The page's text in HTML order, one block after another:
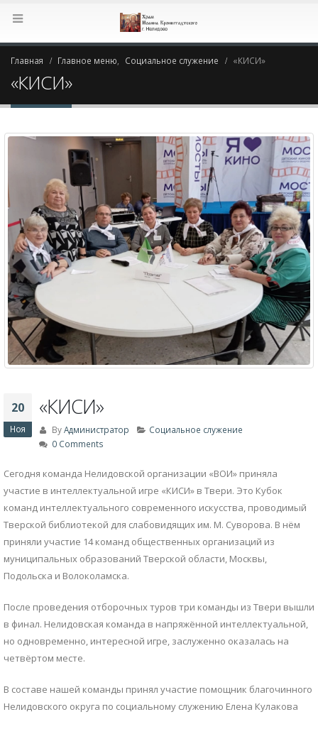
Главная Главное меню, Социальное служение «КИСИ»
«КИСИ»
20
Ноя
«КИСИ»
ByАдминистратор
Социальное служение
0 Comments
Сегодня команда Нелидовской организации «ВОИ» приняла
участие в интеллектуальной игре «КИСИ» в Твери. Это Кубок
команд интеллектуального современного искусства, проводимый
Тверской библиотекой для слабовидящих им. М. Суворова. В нём
приняли участие 14 команд общественных организаций из
муниципальных образований Тверской области, Москвы,
Подольска и Волоколамска.
После проведения отборочных туров три команды из Твери вышли
в финал. Нелидовская команда в напряжённой интеллектуальной,
но одновременно, интересной игре, заслуженно оказалась на
четвёртом месте.
В составе нашей команды принял участие помощник благочинного
Нелидовского округа по социальному служению Елена Кулакова